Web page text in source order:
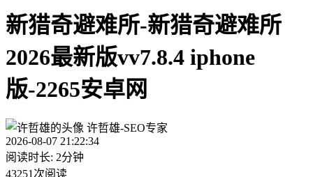
新猎奇避难所-新猎奇避难所
2026最新版vv7.8.4 iphone
版-2265安卓网
许哲雄-SEO专家
2026-08-07 21:22:34
阅读时长: 2分钟
43251次阅读